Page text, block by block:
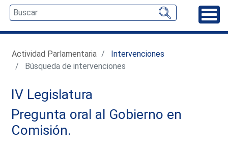
Actividad Parlamentaria
Intervenciones
Búsqueda de intervenciones
IV Legislatura
Pregunta oral al Gobierno en
Comisión.